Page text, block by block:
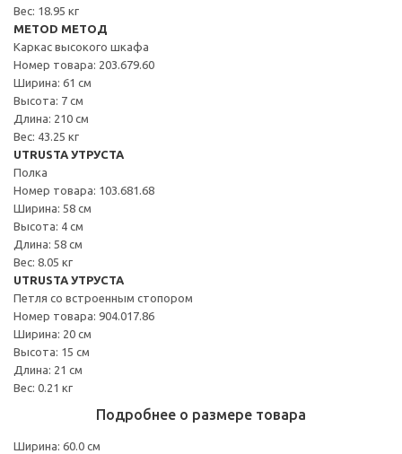
Вес: 18.95 кг
METOD МЕТОД
Каркас высокого шкафа
Номер товара: 203.679.60
Ширина: 61 см
Высота: 7 см
Длина: 210 см
Вес: 43.25 кг
UTRUSTA УТРУСТА
Полка
Номер товара: 103.681.68
Ширина: 58 см
Высота: 4 см
Длина: 58 см
Вес: 8.05 кг
UTRUSTA УТРУСТА
Петля со встроенным стопором
Номер товара: 904.017.86
Ширина: 20 см
Высота: 15 см
Длина: 21 см
Вес: 0.21 кг
Подробнее о размере товара
Ширина: 60.0 см